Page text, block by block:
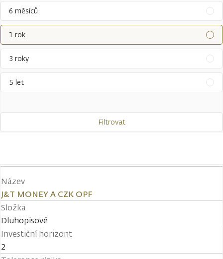
6 měsíců
1 rok
3 roky
5 let
Filtrovat
Název
J&T MONEY A CZK OPF
Složka
Dluhopisové
Investiční horizont
2